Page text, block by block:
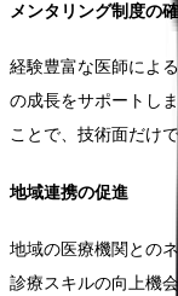
メンタリング制度の確
経験豊富な医師によ
の成長をサポートし
ことで、技術面だけ
地域連携の促進
地域の医療機関との
診療スキルの向上機